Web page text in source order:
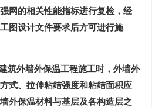
网的相关性能指标进行复检，经
图设计文件要求后方可进行施
筑外墙外保温工程施工时，外墙外
式、拉伸粘结强度和粘结面积应
外保温材料与基层及各构造层之